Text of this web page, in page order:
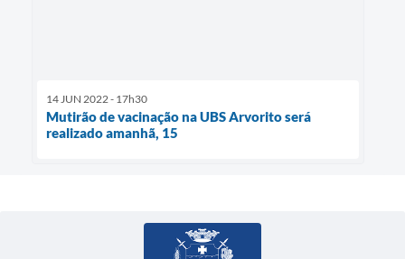
14 JUN 2022 - 17h30
Mutirão de vacinação na UBS Arvorito será
realizado amanhã, 15